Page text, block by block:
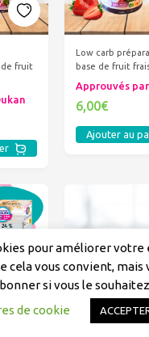
de fruit
Low carb
base de fruit
Approuvés
6,00€
Ajouter au
LOT DE 4 LOW
PRÉPARATION À
pour améliorer votre
cela vous convient, mais
si vous le
de cookie